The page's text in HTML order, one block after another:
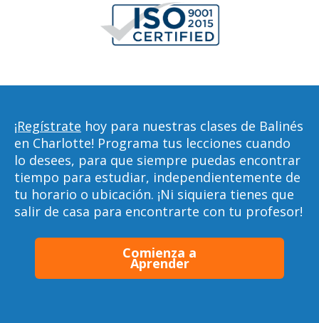
¡Regístrate hoy para nuestras clases de Balinés
en Charlotte! Programa tus lecciones cuando
lo desees, para que siempre puedas encontrar
tiempo para estudiar, independientemente de
tu horario o ubicación. ¡Ni siquiera tienes que
salir de casa para encontrarte con tu profesor!
Comienza a
Aprender